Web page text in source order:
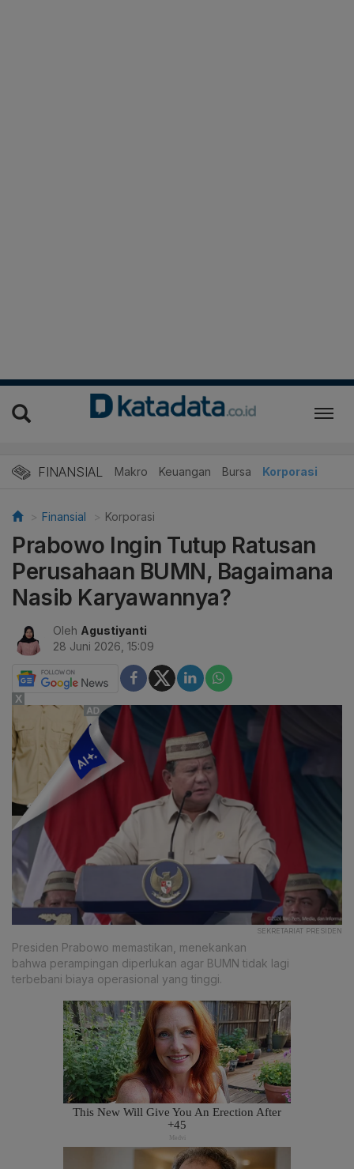
FINANSIAL Makro Keuangan Bursa Korporasi
Finansial Korporasi
Prabowo Ingin Tutup Ratusan
Perusahaan BUMN, Bagaimana
Nasib Karyawannya?
Oleh Agustiyanti
28 Juni 2026, 15:09
SEKRETARIAT PRESIDEN
Presiden Prabowo memastikan, menekankan
bahwa perampingan diperlukan agar BUMN tidak lagi
terbebani biaya operasional yang tinggi.
X